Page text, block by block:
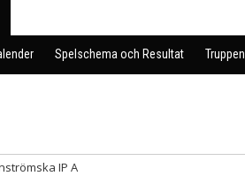
Spelschema och Resultat Truppen
IP A